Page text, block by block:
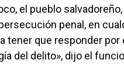
el pueblo
penal, en
tener que responder
del delito», dijo el